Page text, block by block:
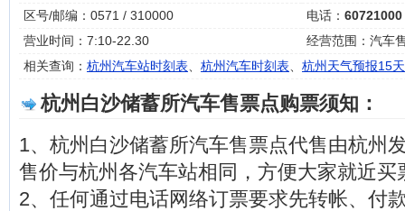
区号/邮编：0571 / 310000
电话： 60721000
营业时间：7:10-22.30
经营范围：汽车
相关查询： 杭州汽车站时刻表 杭州汽车时刻表 杭州天气预报15天
杭州白沙储蓄所汽车售票点购票须知：
1、杭州白沙储蓄所汽车售票点代售由杭州
售价与杭州各汽车站相同，方便大家就近买
2、任何通过电话网络订票要求先转帐、付